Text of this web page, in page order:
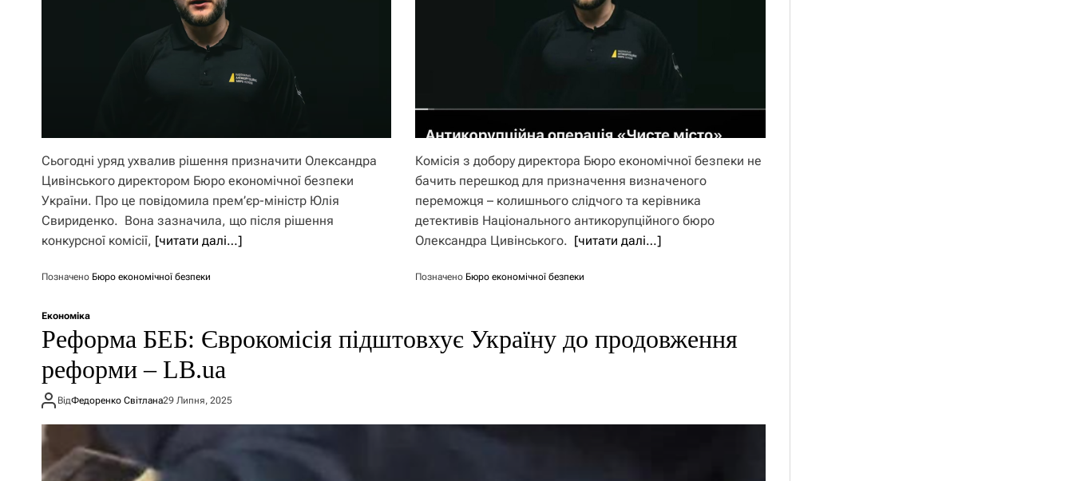
Сьогодні уряд ухвалив рішення призначити Олександра
Цивінського директором Бюро економічної безпеки
України. Про це повідомила прем’єр-міністр Юлія
Свириденко. Вона зазначила, що після рішення
конкурсної комісії, [читати далі…]
Позначено Бюро економічної безпеки
Комісія з добору директора Бюро економічної безпеки не
бачить перешкод для призначення визначеного
переможця – колишнього слідчого та керівника
детективів Національного антикорупційного бюро
Олександра Цивінського. [читати далі…]
Позначено Бюро економічної безпеки
Економіка
Реформа БЕБ: Єврокомісія підштовхує Україну до продовження
реформи – LB.ua
ВідФедоренко Світлана29 Липня, 2025